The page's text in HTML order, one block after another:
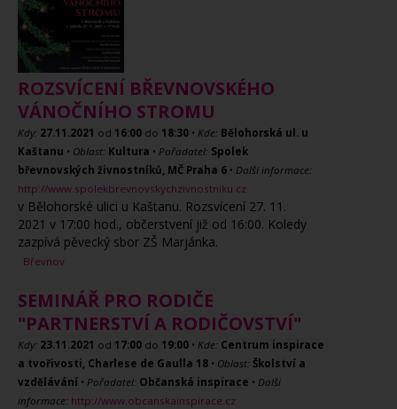
ROZSVÍCENÍ BŘEVNOVSKÉHO
VÁNOČNÍHO STROMU
Kdy: 27.11.2021 od 16:00 do 18:30 • Kde: Bělohorská ul. u
Kaštanu • Oblast: Kultura • Pořadatel: Spolek
břevnovských živnostníků, MČ Praha 6 • Další informace:
http://www.spolekbrevnovskychzivnostniku.cz
v Bělohorské ulici u Kaštanu. Rozsvícení 27. 11.
2021 v 17:00 hod., občerstvení již od 16:00. Koledy
zazpívá pěvecký sbor ZŠ Marjánka.
Břevnov
SEMINÁŘ PRO RODIČE
"PARTNERSTVÍ A RODIČOVSTVÍ"
Kdy: 23.11.2021 od 17:00 do 19:00 • Kde: Centrum inspirace
a tvořivosti, Charlese de Gaulla 18 • Oblast: Školství a
vzdělávání • Pořadatel: Občanská inspirace • Další
informace: http://www.obcanskainspirace.cz